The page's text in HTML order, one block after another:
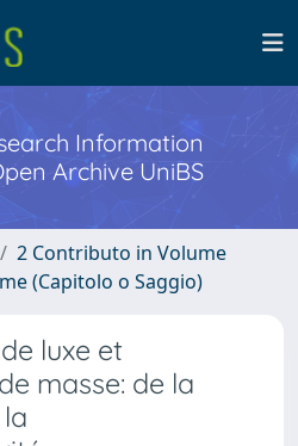
Information
Archive UniBS
2 Contributo in Volume
(Capitolo o Saggio)
luxe et
masse: de la